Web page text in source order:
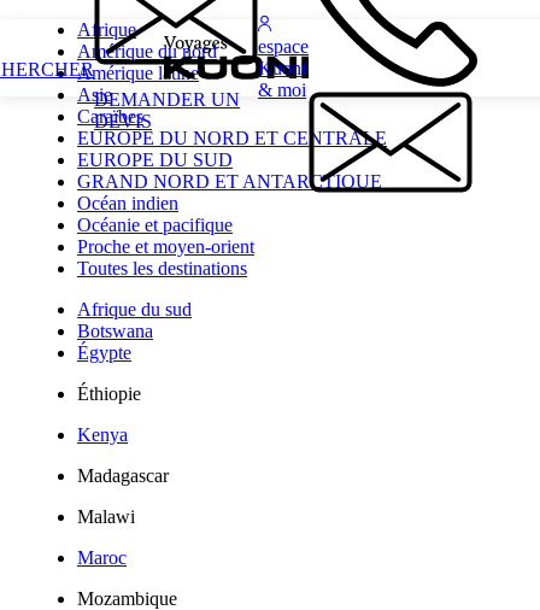
DEMANDER UN
DEVIS
espace
Kuoni
& moi
Afrique
Amérique du nord
Amérique latine
Asie
Caraïbes
EUROPE DU NORD ET CENTRALE
EUROPE DU SUD
GRAND NORD ET ANTARCTIQUE
Océan indien
Océanie et pacifique
Proche et moyen-orient
Toutes les destinations
Afrique du sud
Botswana
Égypte
Éthiopie
Kenya
Madagascar
Malawi
Maroc
Mozambique